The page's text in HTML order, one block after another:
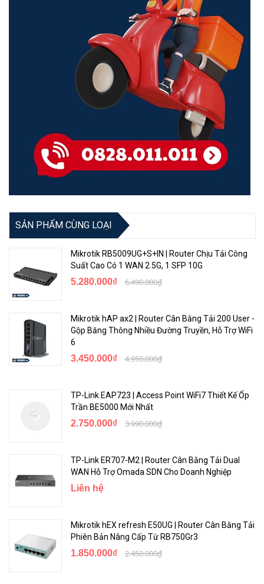
SẢN PHẨM CÙNG LOẠI
Mikrotik RB5009UG+S+IN | Router Chịu Tải Công
Suất Cao Có 1 WAN 2.5G, 1 SFP 10G
5.280.000₫ 6.490.000₫
Mikrotik hAP ax2 | Router Cân Bằng Tải 200 User -
Gộp Băng Thông Nhiều Đường Truyền, Hỗ Trợ WiFi
6
3.450.000₫ 4.950.000₫
TP-Link EAP723 | Access Point WiFi7 Thiết Kế Ốp
Trần BE5000 Mới Nhất
2.750.000₫ 3.990.000₫
TP-Link ER707-M2 | Router Cân Bằng Tải Dual
WAN Hỗ Trợ Omada SDN Cho Doanh Nghiệp
Liên hệ
Mikrotik hEX refresh E50UG | Router Cân Bằng Tải
Phiên Bản Nâng Cấp Từ RB750Gr3
1.850.000₫ 2.450.000₫